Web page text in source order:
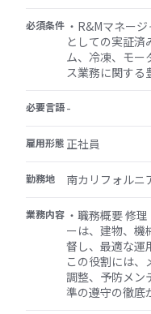
必須条件 ・R&Mマネー
としての実証済
ム、冷凍、モー
ス業務に関する
必要言語-
雇用形態 正社員
勤務地 南カリフォルニ
業務内容 ・職務概要 修
ーは、建物、機
督し、最適な運
この役割には、
調整、予防メン
準の遵守の徹底